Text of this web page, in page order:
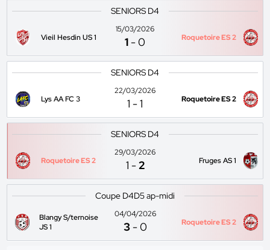
SENIORS D4
Vieil Hesdin US 1
15/03/2026
1 -0 Roquetoire ES 2
SENIORS D4
Lys AA FC 3
22/03/2026
1 -1 Roquetoire ES 2
SENIORS D4
Roquetoire ES 2
29/03/2026
1 -2 Fruges AS 1
Coupe D4D5 ap-midi
Blangy S/ternoise
JS 1
04/04/2026
3 -0 Roquetoire ES 2